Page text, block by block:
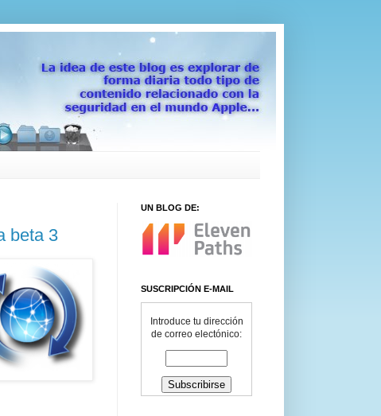
beta 3
UN BLOG DE:
SUSCRIPCIÓN E-MAIL
Introduce tu dirección
de correo electónico: